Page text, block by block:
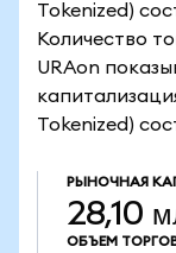
Tokenized)
Количество
URAon
Tokenized)
РЫНОЧНАЯ
28,10
ОБЪЕМ